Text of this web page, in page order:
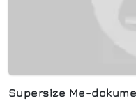
Supersize Me-